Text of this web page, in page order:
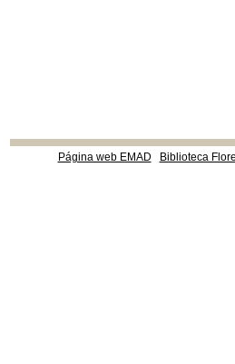
Página web EMAD Biblioteca